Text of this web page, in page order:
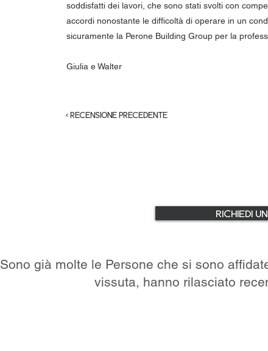
soddisfatti dei lavori, che sono stati svolti con
accordi nonostante le difficoltà di operare in un
sicuramente la Perone Building Group per la
Giulia e Walter
< RECENSIONE PRECEDENTE
RICHIEDI
Sono già molte le Persone che si sono
vissuta, hanno rilasciato